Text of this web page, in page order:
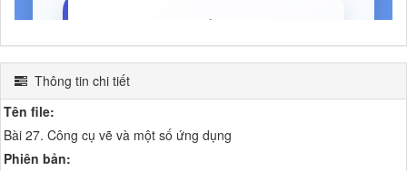
Thông tin chi tiết
Tên file:
Bài 27. Công cụ vẽ và một số ứng dụng
Phiên bản: